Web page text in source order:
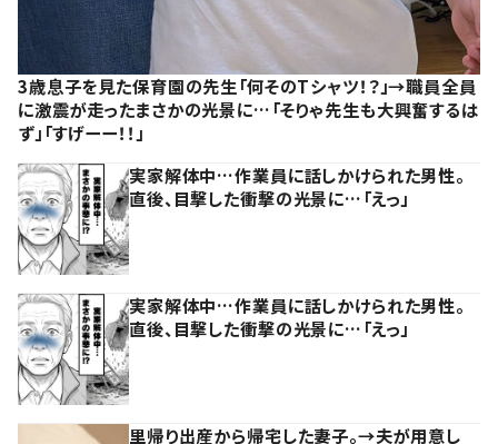
3歳息子を見た保育園の先生「何そのTシャツ！？」→職員全員
に激震が走ったまさかの光景に…「そりゃ先生も大興奮するは
ず」「すげーー！！」
実家解体中…作業員に話しかけられた男性。
直後、目撃した衝撃の光景に…「えっ」
実家解体中…作業員に話しかけられた男性。
直後、目撃した衝撃の光景に…「えっ」
里帰り出産から帰宅した妻子。→夫が用意し